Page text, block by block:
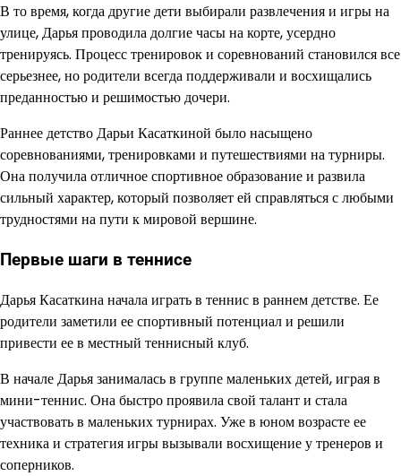
В то время, когда другие дети выбирали развлечения и игры на
улице, Дарья проводила долгие часы на корте, усердно
тренируясь. Процесс тренировок и соревнований становился все
серьезнее, но родители всегда поддерживали и восхищались
преданностью и решимостью дочери.
Раннее детство Дарьи Касаткиной было насыщено
соревнованиями, тренировками и путешествиями на турниры.
Она получила отличное спортивное образование и развила
сильный характер, который позволяет ей справляться с любыми
трудностями на пути к мировой вершине.
Первые шаги в теннисе
Дарья Касаткина начала играть в теннис в раннем детстве. Ее
родители заметили ее спортивный потенциал и решили
привести ее в местный теннисный клуб.
В начале Дарья занималась в группе маленьких детей, играя в
мини-теннис. Она быстро проявила свой талант и стала
участвовать в маленьких турнирах. Уже в юном возрасте ее
техника и стратегия игры вызывали восхищение у тренеров и
соперников.